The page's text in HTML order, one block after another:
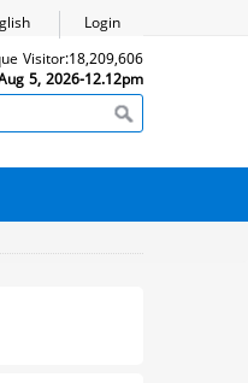
Login
Visitor:18,209,606
5, 2026-12.12pm